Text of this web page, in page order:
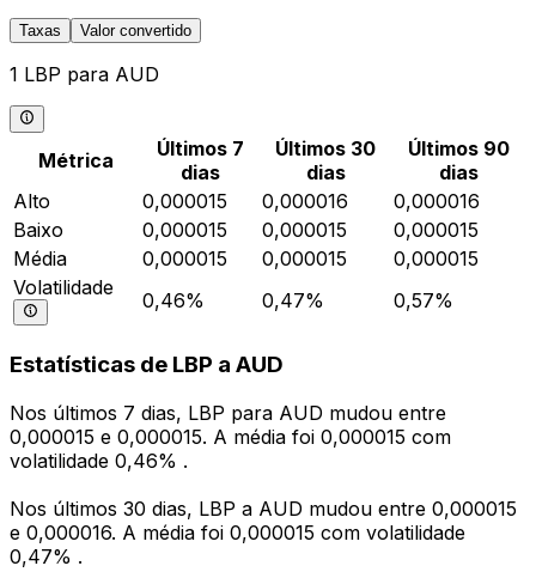
Taxas Valor convertido
1 LBP para AUD
Métrica
Últimos 7
dias
Últimos 30
dias
Últimos 90
dias
Alto
0,000015 0,000016
0,000016
Baixo
0,000015 0,000015
0,000015
Média
0,000015 0,000015
0,000015
Volatilidade
0,46% 0,47% 0,57%
Estatísticas de LBP a AUD
Nos últimos 7 dias, LBP para AUD mudou entre
0,000015 e 0,000015. A média foi 0,000015 com
volatilidade 0,46% .
Nos últimos 30 dias, LBP a AUD mudou entre 0,000015
e 0,000016. A média foi 0,000015 com volatilidade
0,47% .